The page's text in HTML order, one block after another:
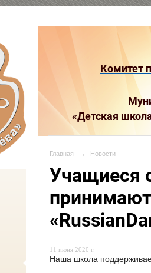
Комитет
«Детская
Главная → Новости
Учащиеся
11 июня 2020 г.
Наша школа